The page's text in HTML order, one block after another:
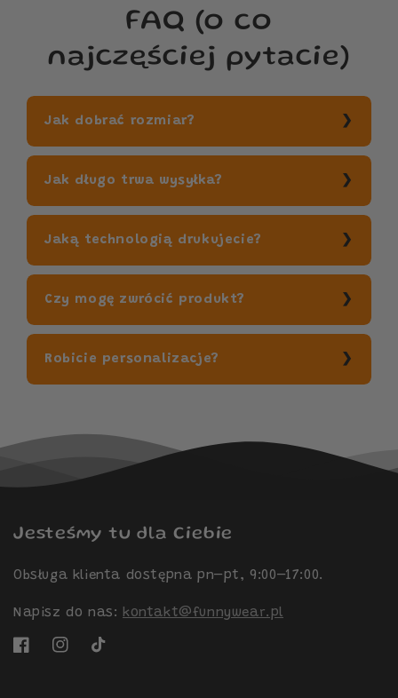
FAQ (o co
najczęściej pytacie)
Jak dobrać rozmiar?
Jak długo trwa wysyłka?
Jaką technologią drukujecie?
Czy mogę zwrócić produkt?
Robicie personalizacje?
Jesteśmy tu dla Ciebie
Obsługa klienta dostępna pn–pt, 9:00–17:00.
Napisz do nas: kontakt@funnywear.pl
FacebookInstagram
TikTok